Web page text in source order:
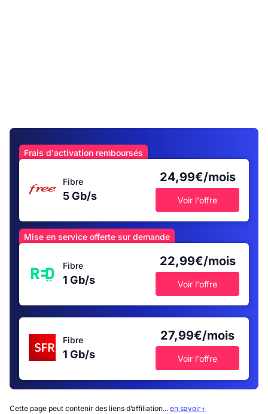
Frais d'activation remboursés
Fibre
5 Gb/s
24,99€/mois
Voir l'offre
Mise en service offerte sur demande
Fibre
1 Gb/s
22,99€/mois
Voir l'offre
Fibre
1 Gb/s
27,99€/mois
Voir l'offre
Cette page peut contenir des liens d’affiliation... en savoir+